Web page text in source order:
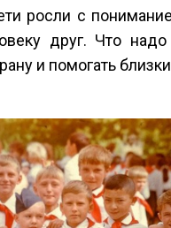
росли с
друг. Что надо
и помогать